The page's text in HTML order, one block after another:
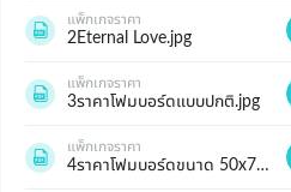
แพ็กเกจราคา
2Eternal Love.jpg
แพ็กเกจราคา
3ราคาโฟมบอร์ดแบบปกติ.jpg
แพ็กเกจราคา
4ราคาโฟมบอร์ดขนาด 50x76cm.jpg